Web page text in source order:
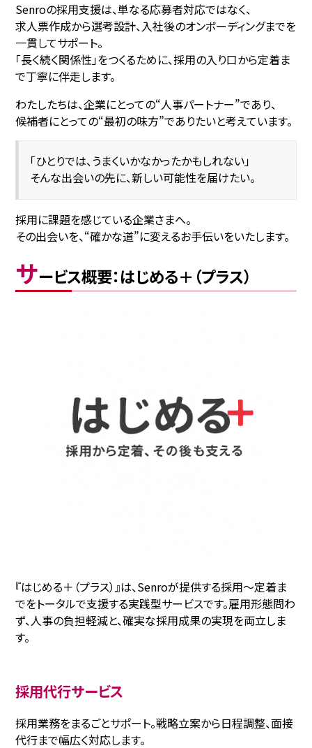
Senroの採用支援は、単なる応募者対応ではなく、
求人票作成から選考設計、入社後のオンボーディングまでを
一貫してサポート。
「長く続く関係性」をつくるために、採用の入り口から定着ま
で丁寧に伴走します。
わたしたちは、企業にとっての“人事パートナー”であり、
候補者にとっての“最初の味方”でありたいと考えています。
「ひとりでは、うまくいかなかったかもしれない」
そんな出会いの先に、新しい可能性を届けたい。
採用に課題を感じている企業さまへ。
その出会いを、“確かな道”に変えるお手伝いをいたします。
サービス概要：はじめる＋（プラス）
『はじめる＋（プラス）』は、Senroが提供する採用〜定着ま
でをトータルで支援する実践型サービスです。雇用形態問わ
ず、人事の負担軽減と、確実な採用成果の実現を両立しま
す。
採用代行サービス
採用業務をまるごとサポート。戦略立案から日程調整、面接
代行まで幅広く対応します。